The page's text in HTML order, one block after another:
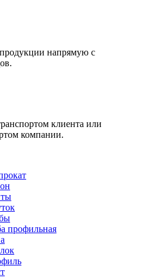
напрямую с
клиента или
компании.
профильная